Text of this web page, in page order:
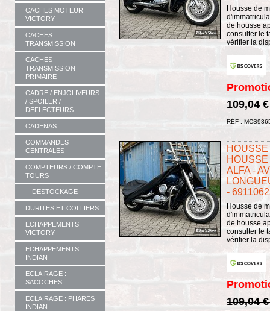
CACHES MOTEUR
VICTORY
CACHES
TRANSMISSION
CACHES
TRANSMISSION
PRIMAIRE
CADRE / ENJOLIVEURS
/ SPOILER /
DEFLECTEURS
CADENAS
COMMANDES
CENTRALES
COMPTEURS / COMPTE
TOURS
-- DESTOCKAGE --
DURITES ET COLLIERS
ECHAPPEMENTS
VICTORY
ECHAPPEMENTS
INDIAN
ECLAIRAGE :
SACOCHES
ECLAIRAGE : PHARES
INDIAN
Housse de
de housse
consulter le
vérifier la
109,04
RÉF :
ALFA -
-
Housse de
de housse
consulter le
vérifier la
109,04